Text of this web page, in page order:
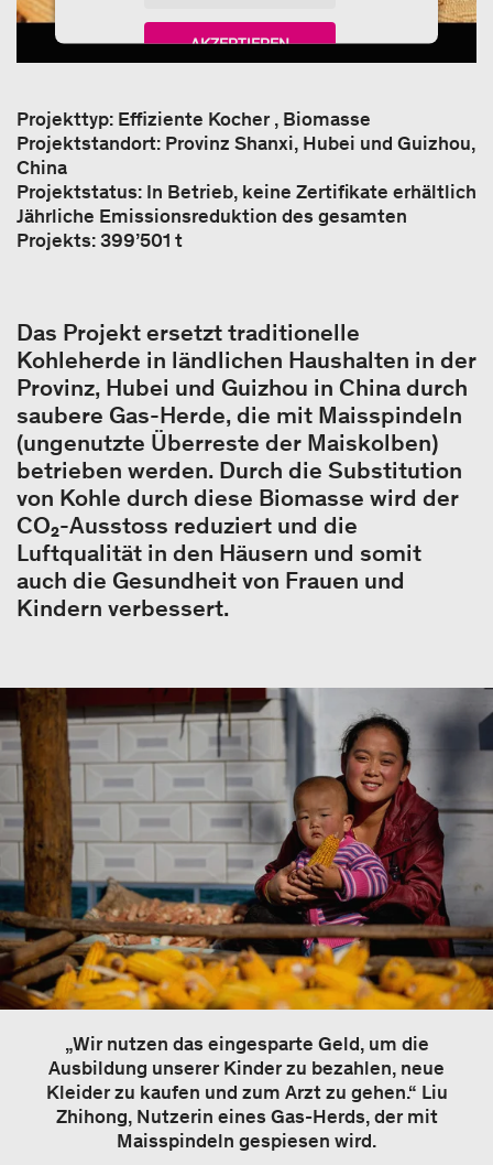
AKZEPTIEREN
Projekttyp: Effiziente Kocher , Biomasse
Projektstandort: Provinz Shanxi, Hubei und Guizhou,
China
Projektstatus: In Betrieb, keine Zertifikate erhältlich
Jährliche Emissionsreduktion des gesamten
Projekts: 399’501 t
Das Projekt ersetzt traditionelle
Kohleherde in ländlichen Haushalten in der
Provinz, Hubei und Guizhou in China durch
saubere Gas-Herde, die mit Maisspindeln
(ungenutzte Überreste der Maiskolben)
betrieben werden. Durch die Substitution
von Kohle durch diese Biomasse wird der
CO₂-Ausstoss reduziert und die
Luftqualität in den Häusern und somit
auch die Gesundheit von Frauen und
Kindern verbessert.
„Wir nutzen das eingesparte Geld, um die
Ausbildung unserer Kinder zu bezahlen, neue
Kleider zu kaufen und zum Arzt zu gehen.“ Liu
Zhihong, Nutzerin eines Gas-Herds, der mit
Maisspindeln gespiesen wird.